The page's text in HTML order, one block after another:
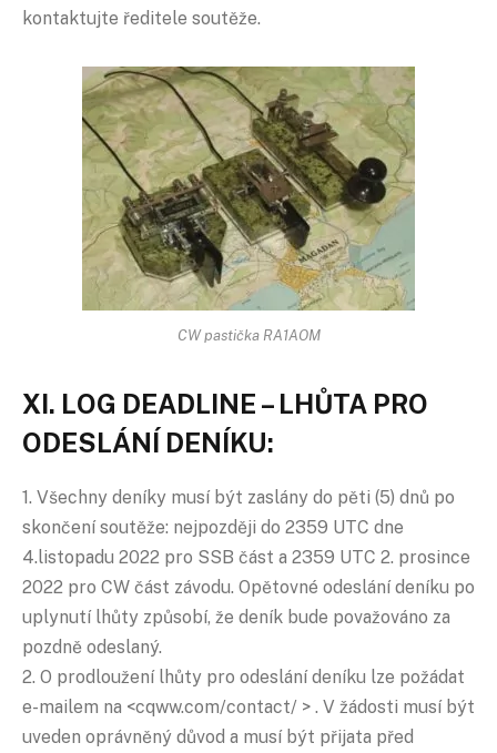
kontaktujte ředitele soutěže.
CW pastička RA1AOM
XI. LOG DEADLINE – LHŮTA PRO
ODESLÁNÍ DENÍKU:
1. Všechny deníky musí být zaslány do pěti (5) dnů po
skončení soutěže: nejpozději do 2359 UTC dne
4.listopadu 2022 pro SSB část a 2359 UTC 2. prosince
2022 pro CW část závodu. Opětovné odeslání deníku po
uplynutí lhůty způsobí, že deník bude považováno za
pozdně odeslaný.
2. O prodloužení lhůty pro odeslání deníku lze požádat
e-mailem na <cqww.com/contact/ > . V žádosti musí být
uveden oprávněný důvod a musí být přijata před